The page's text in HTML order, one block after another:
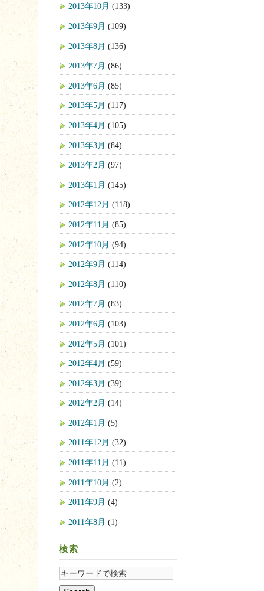
2013年10月 (133)
2013年9月 (109)
2013年8月 (136)
2013年7月 (86)
2013年6月 (85)
2013年5月 (117)
2013年4月 (105)
2013年3月 (84)
2013年2月 (97)
2013年1月 (145)
2012年12月 (118)
2012年11月 (85)
2012年10月 (94)
2012年9月 (114)
2012年8月 (110)
2012年7月 (83)
2012年6月 (103)
2012年5月 (101)
2012年4月 (59)
2012年3月 (39)
2012年2月 (14)
2012年1月 (5)
2011年12月 (32)
2011年11月 (11)
2011年10月 (2)
2011年9月 (4)
2011年8月 (1)
検索